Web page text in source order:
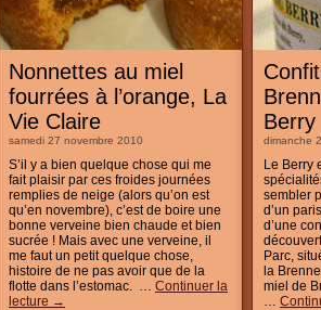
Nonnettes au miel
fourrées à l’orange, La
Vie Claire
samedi 27 novembre 2010
S’il y a bien quelque chose qui me
fait plaisir par ces froides journées
remplies de neige (alors qu’on est
qu’en novembre), c’est de boire une
bonne verveine bien chaude et bien
sucrée ! Mais avec une verveine, il
me faut un petit quelque chose,
histoire de ne pas avoir que de la
flotte dans l’estomac. … Continuer la
lecture →
Berry
dimanche
Le Berry
sembler
d’un
d’une
Parc,
la
miel de
…